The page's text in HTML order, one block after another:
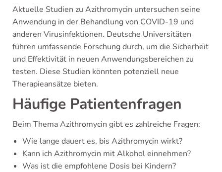
Aktuelle Studien zu Azithromycin untersuchen seine
Anwendung in der Behandlung von COVID-19 und
anderen Virusinfektionen. Deutsche Universitäten
führen umfassende Forschung durch, um die Sicherheit
und Effektivität in neuen Anwendungsbereichen zu
testen. Diese Studien könnten potenziell neue
Therapieansätze bieten.
Häufige Patientenfragen
Beim Thema Azithromycin gibt es zahlreiche Fragen:
Wie lange dauert es, bis Azithromycin wirkt?
Kann ich Azithromycin mit Alkohol einnehmen?
Was ist die empfohlene Dosis bei Kindern?